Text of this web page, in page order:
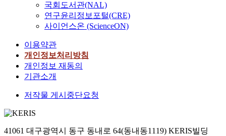
국회도서관(NAL)
연구윤리정보포털(CRE)
사이언스온 (ScienceON)
이용약관
개인정보처리방침
개인정보 재동의
기관소개
저작물 게시중단요청
41061 대구광역시 동구 동내로 64(동내동1119) KERIS빌딩